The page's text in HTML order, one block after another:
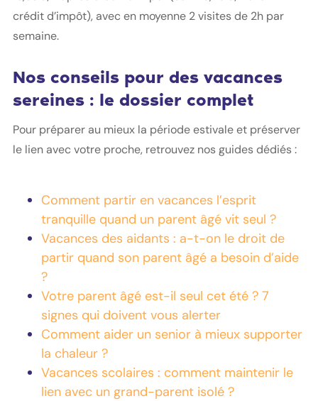
crédit d’impôt), avec en moyenne 2 visites de 2h par
semaine.
Nos conseils pour des vacances
sereines : le dossier complet
Pour préparer au mieux la période estivale et préserver
le lien avec votre proche, retrouvez nos guides dédiés :
Comment partir en vacances l’esprit
tranquille quand un parent âgé vit seul ?
Vacances des aidants : a-t-on le droit de
partir quand son parent âgé a besoin d’aide
?
Votre parent âgé est-il seul cet été ? 7
signes qui doivent vous alerter
Comment aider un senior à mieux supporter
la chaleur ?
Vacances scolaires : comment maintenir le
lien avec un grand-parent isolé ?